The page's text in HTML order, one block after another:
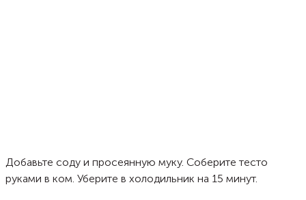
Добавьте соду и просеянную муку. Соберите тесто
руками в ком. Уберите в холодильник на 15 минут.